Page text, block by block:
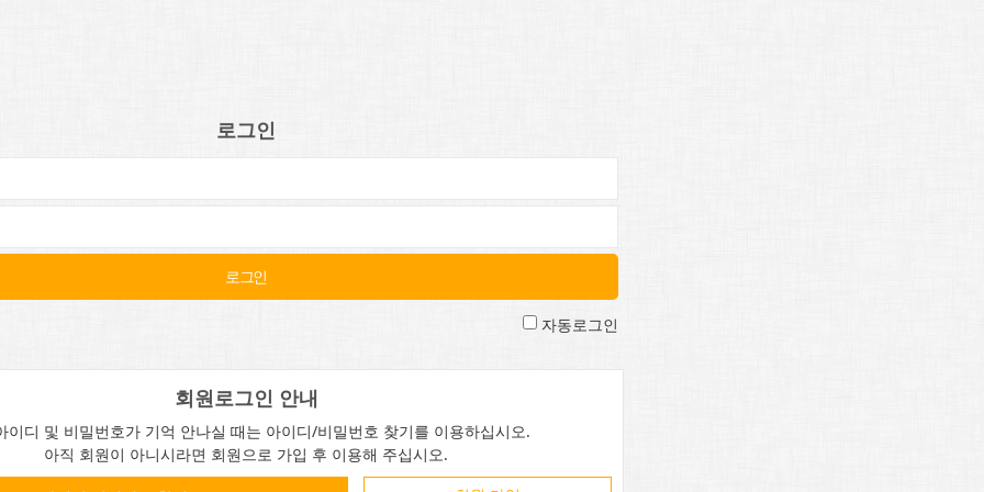
로그인
자동로그인
회원로그인 안내
이디 및 비밀번호가 기억 안나실 때는 아이디/비밀번호 찾기를 이용하십시오.
아직 회원이 아니시라면 회원으로 가입 후 이용해 주십시오.